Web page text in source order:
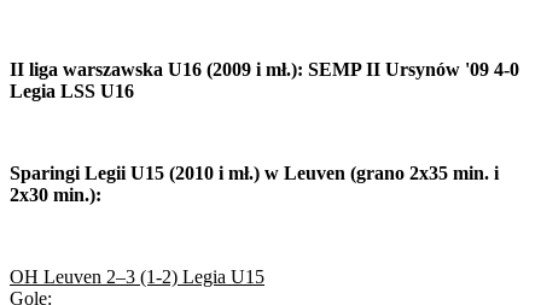
II liga warszawska U16 (2009 i mł.): SEMP II Ursynów '09 4-0
Legia LSS U16
Sparingi Legii U15 (2010 i mł.) w Leuven (grano 2x35 min. i
2x30 min.):
OH Leuven 2–3 (1-2) Legia U15
Gole: